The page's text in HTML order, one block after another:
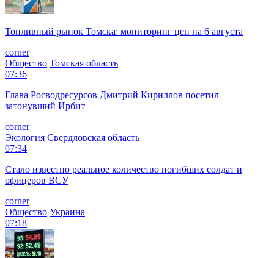
Топливный рынок Томска: мониторинг цен на 6 августа
corner
Общество Томская область
07:36
Глава Росводресурсов Дмитрий Кириллов посетил
затонувший Ирбит
corner
Экология Свердловская область
07:34
Стало известно реальное количество погибших солдат и
офицеров ВСУ
corner
Общество Украина
07:18